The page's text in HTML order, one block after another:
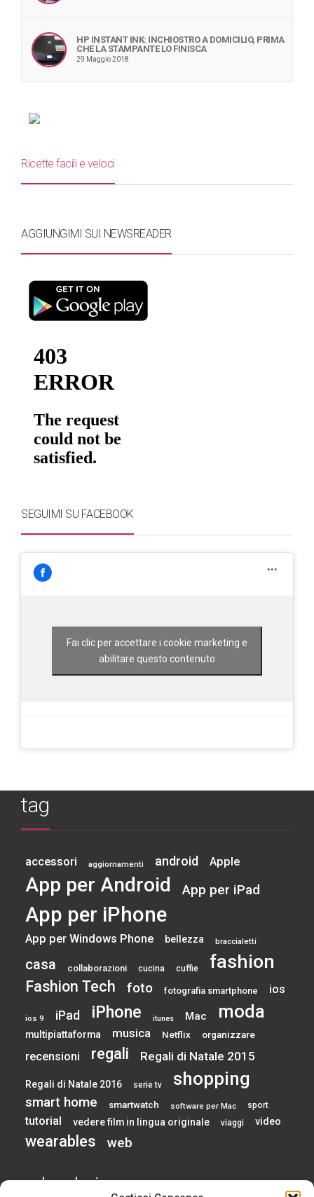
HP INSTANT INK: INCHIOSTRO A DOMICILIO, PRIMA
CHE LA STAMPANTE LO FINISCA
29 Maggio 2018
Ricette facili e veloci
AGGIUNGIMI SUI NEWSREADER
SEGUIMI SU FACEBOOK
Fai clic per accettare i cookie marketing e
abilitare questo contenuto
tag
accessori aggiornamenti android Apple
App per Android App per iPad
App per iPhone
App per Windows Phone bellezza braccialetti
casa collaborazioni cucina cuffie fashion
Fashion Tech foto fotografia smartphone ios
ios 9 iPad iPhone itunes Mac moda
multipiattaforma musica Netflix organizzare
recensioni regali Regali di Natale 2015
Regali di Natale 2016 serie tv shopping
smart home smartwatch software per Mac sport
tutorial vedere film in lingua originale viaggi video
wearables web
calendario